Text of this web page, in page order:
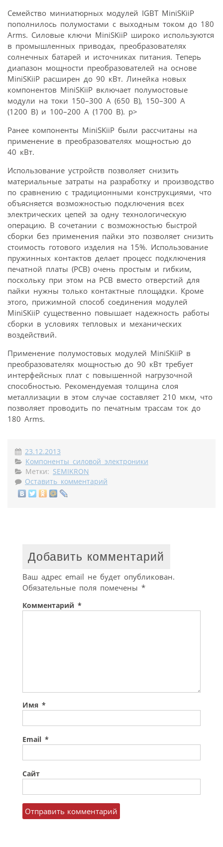
Семейство миниатюрных модулей IGBT MiniSKiiP
пополнилось полумостами с выходным током до 180
Arms. Силовые ключи MiniSKiiP широко используются
в промышленных приводах, преобразователях
солнечных батарей и источниках питания. Теперь
диапазон мощности преобразователей на основе
MiniSKiiP расширен до 90 кВт. Линейка новых
компонентов MiniSKiiP включает полумостовые
модули на токи 150–300 А (650 В), 150–300 А
(1200 В) и 100–200 А (1700 В). p>
Ранее компоненты MiniSKiiP были рассчитаны на
применение в преобразователях мощностью до
40 кВт.
Использование устройств позволяет снизить
материальные затраты на разработку и производство
по сравнению с традиционными конструкциями, что
объясняется возможностью подключения всех
электрических цепей за одну технологическую
операцию. В сочетании с возможностью быстрой
сборки без применения пайки это позволяет снизить
стоимость готового изделия на 15%. Использование
пружинных контактов делает процесс подключения
печатной платы (PCB) очень простым и гибким,
поскольку при этом на PCB вместо отверстий для
пайки нужны только контактные площадки. Кроме
этого, прижимной способ соединения модулей
MiniSKiiP существенно повышает надежность работы
сборки в условиях тепловых и механических
воздействий.
Применение полумостовых модулей MiniSKiiP в
преобразователях мощностью до 90 кВт требует
интерфейсных плат с повышенной нагрузочной
способностью. Рекомендуемая толщина слоя
металлизации в этом случае составляет 210 мкм, что
позволяет проводить по печатным трассам ток до
180 Arms.
23.12.2013
Компоненты силовой электроники
Метки: SEMIKRON
Оставить комментарий
Добавить комментарий
Ваш адрес email не будет опубликован.
Обязательные поля помечены *
Комментарий *
Имя *
Email *
Сайт